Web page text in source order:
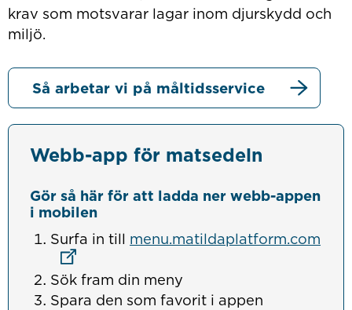
krav som motsvarar lagar inom djurskydd och
miljö.
Så arbetar vi på måltidsservice
Webb-app för matsedeln
Gör så här för att ladda ner webb-appen
i mobilen
Surfa in till menu.matildaplatform.com
Sök fram din meny
Spara den som favorit i appen